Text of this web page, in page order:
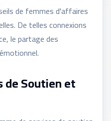
de femmes d'affaires
De telles connexions
le partage des
de Soutien et